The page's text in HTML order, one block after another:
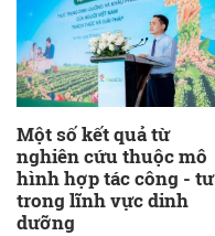
Một số kết quả từ
nghiên cứu thuộc mô
hình hợp tác công - tư
trong lĩnh vực dinh
dưỡng